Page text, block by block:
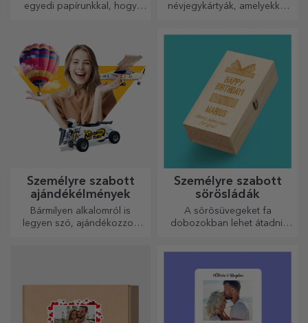
egyedi papírunkkal, hogy
névjegykártyák, amelyekkel
Személyre szabott
ajándékélmények
Bármilyen alkalomról is
legyen szó, ajándékozzon
Személyre szabott
sörösládák
A sörösüvegeket fa
dobozokban lehet átadni,